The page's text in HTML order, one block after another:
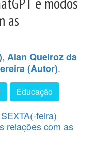
as
, Alan Queiroz da
(Autor).
Educação
feira)
relações com as